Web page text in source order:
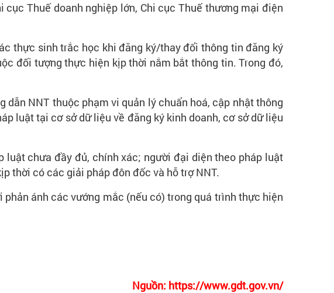
Thuế doanh nghiệp lớn, Chi cục Thuế thương mại điện
thực sinh trắc học khi đăng ký/thay đổi thông tin đăng ký
đối tượng thực hiện kịp thời nắm bắt thông tin. Trong đó,
NNT thuộc phạm vi quản lý chuẩn hoá, cập nhật thông
luật tại cơ sở dữ liệu về đăng ký kinh doanh, cơ sở dữ liệu
chưa đầy đủ, chính xác; người đại diện theo pháp luật
thời có các giải pháp đôn đốc và hỗ trợ NNT.
ánh các vướng mắc (nếu có) trong quá trình thực hiện
Nguồn: https://www.gdt.gov.vn/